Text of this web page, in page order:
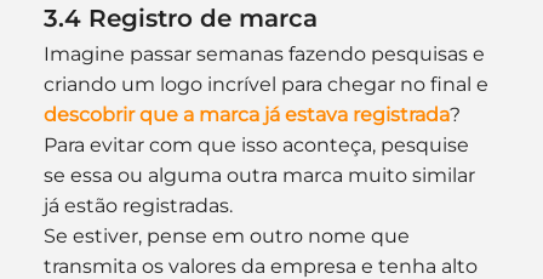
3.4 Registro de marca
Imagine passar semanas fazendo pesquisas e
criando um logo incrível para chegar no final e
descobrir que a marca já estava registrada?
Para evitar com que isso aconteça, pesquise
se essa ou alguma outra marca muito similar
já estão registradas.
Se estiver, pense em outro nome que
transmita os valores da empresa e tenha alto